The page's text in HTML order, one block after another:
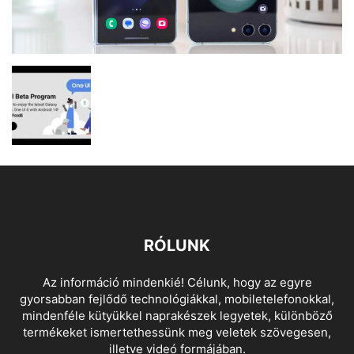
RÓLUNK
Az információ mindenkié! Célunk, hogy az egyre
gyorsabban fejlődő technológiákkal, mobiletelefonokkal,
mindenféle kütyükkel naprakészek legyetek, különböző
termékeket ismertethessünk meg veletek szövegesen,
illetve videó formájában.